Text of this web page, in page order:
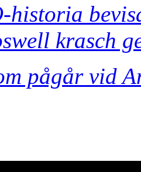
historia
krasch
pågår vid